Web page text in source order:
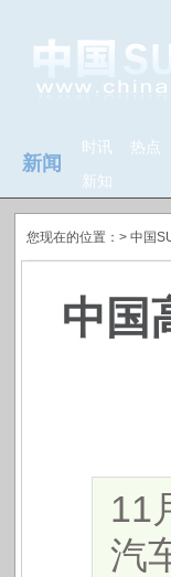
新闻
时讯 热点
新知
您现在的位置：> 中国
中国
​11
汽